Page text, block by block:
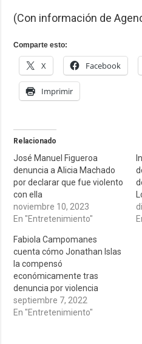
(Con información de
Comparte esto:
X Facebook
Imprimir
Relacionado
José Manuel Figueroa
denuncia a Alicia Machado
por declarar que fue violento
con ella
noviembre 10, 2023
En "Entretenimiento"
Fabiola Campomanes
cuenta cómo Jonathan Islas
la compensó
económicamente tras
denuncia por violencia
septiembre 7, 2022
En "Entretenimiento"